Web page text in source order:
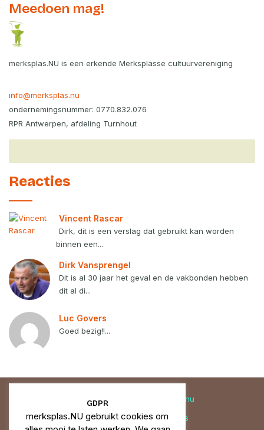
Meedoen mag!
merksplas.NU is een erkende Merksplasse cultuurvereniging
info@merksplas.nu
ondernemingsnummer: 0770.832.076
RPR Antwerpen, afdeling Turnhout
Reacties
Vincent Rascar
Dirk, dit is een verslag dat gebruikt kan worden
binnen een...
Dirk Vansprengel
Dit is al 30 jaar het geval en de vakbonden hebben
dit al di...
Luc Govers
Goed bezig!!...
© 2019 - 2026 |
merksplas.nu
Privacy
Cookies Correcties
GDPR
merksplas.NU gebruikt cookies om